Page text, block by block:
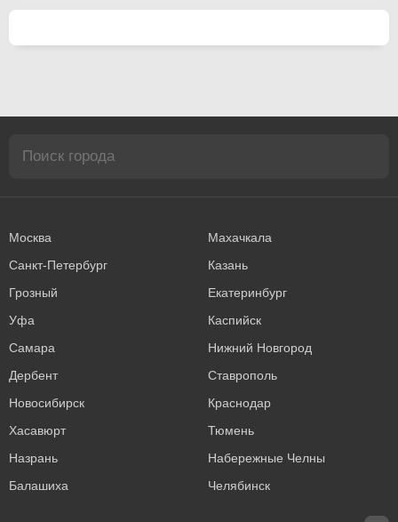
Москва
Махачкала
Санкт-Петербург
Казань
Грозный
Екатеринбург
Уфа
Каспийск
Самара
Нижний Новгород
Дербент
Ставрополь
Новосибирск
Краснодар
Хасавюрт
Тюмень
Назрань
Набережные Челны
Балашиха
Челябинск